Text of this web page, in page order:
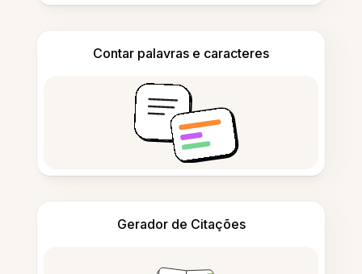
Contar palavras e caracteres
Gerador de Citações